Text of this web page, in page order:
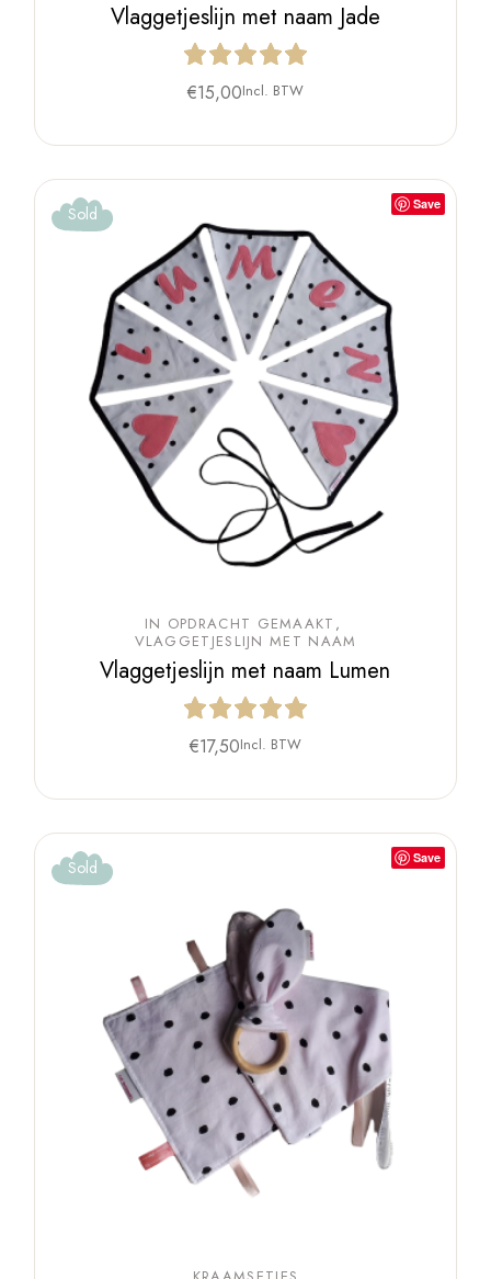
Vlaggetjeslijn met naam Jade
€15,00Incl. BTW
Save
Sold
IN OPDRACHT GEMAAKT
VLAGGETJESLIJN MET NAAM
Vlaggetjeslijn met naam Lumen
€17,50Incl. BTW
Save
Sold